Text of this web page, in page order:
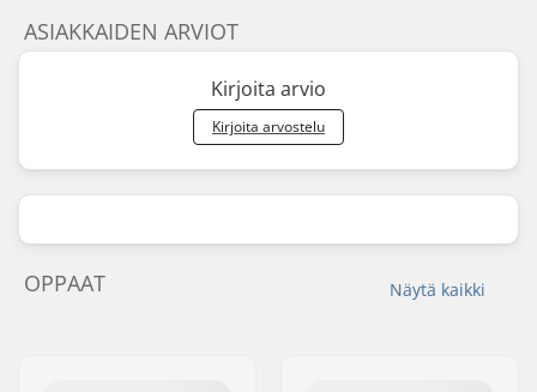
ASIAKKAIDEN ARVIOT
Kirjoita arvio
Kirjoita arvostelu
Näytä kaikki
OPPAAT